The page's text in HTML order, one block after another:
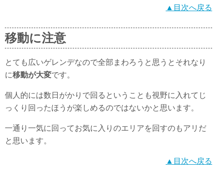
▲目次へ戻る
移動に注意
とても広いゲレンデなので全部まわろうと思うとそれなり
に移動が大変です。
個人的には数日がかりで回るということも視野に入れてじ
っくり回ったほうが楽しめるのではないかと思います。
一通り一気に回ってお気に入りのエリアを回すのもアリだ
と思います。
▲目次へ戻る